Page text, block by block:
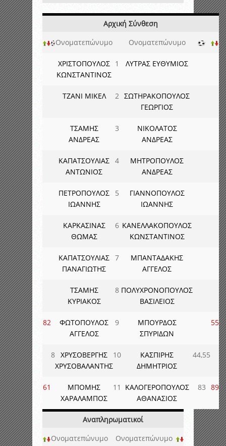
Αρχική Σύνθεση
Ονοματεπώνυμο
Ονοματεπώνυμο
ΧΡΙΣΤΟΠΟΥΛΟΣ
ΚΩΝΣΤΑΝΤΙΝΟΣ
1 ΛΥΤΡΑΣ ΕΥΘΥΜΙΟΣ
ΤΖΑΝΙ ΜΙΚΕΛ 2 ΣΩΤΗΡΑΚΟΠΟΥΛΟΣ
ΓΕΩΡΓΙΟΣ
ΤΣΑΜΗΣ
ΑΝΔΡΕΑΣ
3
ΝΙΚΟΛΑΤΟΣ
ΑΝΔΡΕΑΣ
ΚΑΠΑΤΣΟΥΛΙΑΣ
ΑΝΤΩΝΙΟΣ
4
ΜΗΤΡΟΠΟΥΛΟΣ
ΑΝΔΡΕΑΣ
ΠΕΤΡΟΠΟΥΛΟΣ
ΙΩΑΝΝΗΣ
5
ΓΙΑΝΝΟΠΟΥΛΟΣ
ΙΩΑΝΝΗΣ
ΚΑΡΚΑΣΙΝΑΣ
ΘΩΜΑΣ
6 ΚΑΝΕΛΛΑΚΟΠΟΥΛΟΣ
ΚΩΝΣΤΑΝΤΙΝΟΣ
ΚΑΠΑΤΣΟΥΛΙΑΣ
ΠΑΝΑΓΙΩΤΗΣ
7
ΜΠΑΝΤΑΔΑΚΗΣ
ΑΓΓΕΛΟΣ
ΤΣΑΜΗΣ
ΚΥΡΙΑΚΟΣ
8 ΠΟΛΥΧΡΟΝΟΠΟΥΛΟΣ
ΒΑΣΙΛΕΙΟΣ
82
ΦΩΤΟΠΟΥΛΟΣ
ΑΓΓΕΛΟΣ
9
ΜΠΟΥΡΔΟΣ
ΣΠΥΡΙΔΩΝ
55
8 ΧΡΥΣΟΒΕΡΓΗΣ
ΧΡΥΣΟΒΑΛΑΝΤΗΣ
10
ΚΑΣΠΙΡΗΣ
ΔΗΜΗΤΡΙΟΣ
44,55
61
ΜΠΟΜΗΣ
ΧΑΡΑΛΑΜΠΟΣ
11
ΚΑΛΟΓΕΡΟΠΟΥΛΟΣ
ΑΘΑΝΑΣΙΟΣ
83 89
Αναπληρωματικοί
Ονοματεπώνυμο
Ονοματεπώνυμο